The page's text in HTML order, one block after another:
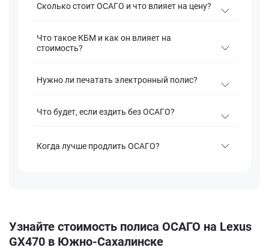
Сколько стоит ОСАГО и что влияет на цену?
Что такое КБМ и как он влияет на
стоимость?
Нужно ли печатать электронный полис?
Что будет, если ездить без ОСАГО?
Когда лучше продлить ОСАГО?
Узнайте стоимость полиса ОСАГО на Lexus
GX470 в Южно-Сахалинске